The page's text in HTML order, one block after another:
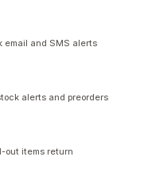
email and SMS alerts
alerts and preorders
out items return